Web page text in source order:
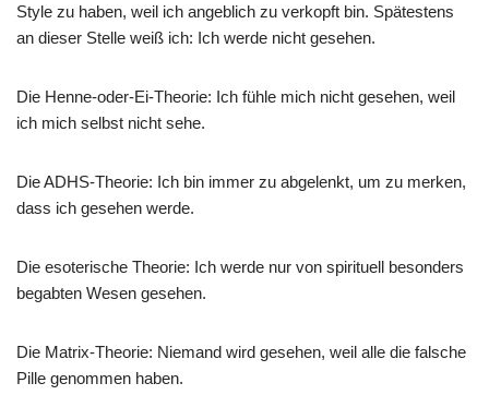
Style zu haben, weil ich angeblich zu verkopft bin. Spätestens
an dieser Stelle weiß ich: Ich werde nicht gesehen.
Die Henne-oder-Ei-Theorie: Ich fühle mich nicht gesehen, weil
ich mich selbst nicht sehe.
Die ADHS-Theorie: Ich bin immer zu abgelenkt, um zu merken,
dass ich gesehen werde.
Die esoterische Theorie: Ich werde nur von spirituell besonders
begabten Wesen gesehen.
Die Matrix-Theorie: Niemand wird gesehen, weil alle die falsche
Pille genommen haben.